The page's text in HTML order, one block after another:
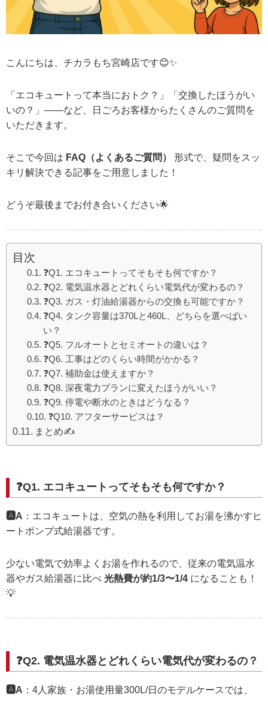
こんにちは、チカラもち宮崎店です😊✨
「エコキュートって本当におトク？」「交換したほうがい
いの？」——など、日ごろお客様からたくさんのご質問を
いただきます。
そこで今回は FAQ（よくあるご質問）
形式で、疑問をスッ
キリ解決できる記事をご用意しました！
どうぞ最後までお付き合いください🌟
目次
❓Q1. エコキュートってそもそも何ですか？
❓Q2. 電気温水器とどれくらい電気代が変わるの？
❓Q3. ガス・灯油給湯器からの交換も可能ですか？
❓Q4. タンク容量は370Lと460L、どちらを選べばい
い？
❓Q5. フルオートとセミオートの違いは？
❓Q6. 工事はどのくらい時間がかかる？
❓Q7. 補助金は使えますか？
❓Q8. 深夜電力プランに変えたほうがいい？
❓Q9. 停電や断水のときはどうなる？
❓Q10. アフターサービスは？
まとめ✍️
❓Q1. エコキュートってそもそも何ですか？
🅰️A ：エコキュートは、空気の熱を利用してお湯を沸かすヒ
ートポンプ式給湯器です。
少ない電気で効率よくお湯を作れるので、従来の電気温水
器やガス給湯器に比べ 光熱費が約1/3〜1/4 になることも！
💡
❓Q2. 電気温水器とどれくらい電気代が変わるの？
🅰️A ：4人家族・お湯使用量300L/日のモデルケースでは、